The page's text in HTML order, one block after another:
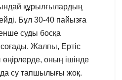
құрылғылардың
Бұл 30-40 пайызға
суды босқа
Жалпы, Ертіс
өңірлерде, оның ішінде
су тапшылығы жоқ.